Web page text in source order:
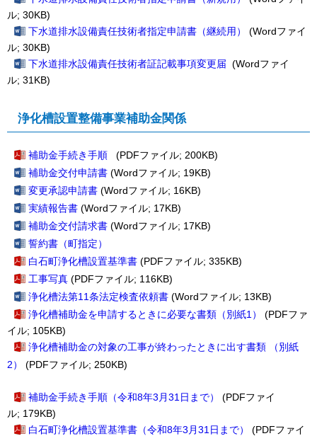
ル; 30KB)
下水道排水設備責任技術者指定申請書（継続用）
(Wordファイ
ル; 30KB)
下水道排水設備責任技術者証記載事項変更届 (Wordファイ
ル; 31KB)
浄化槽設置整備事業補助金関係
補助金手続き手順
(PDFファイル; 200KB)
補助金交付申請書 (Wordファイル; 19KB)
変更承認申請書 (Wordファイル; 16KB)
実績報告書 (Wordファイル; 17KB)
補助金交付請求書 (Wordファイル; 17KB)
誓約書（町指定）
白石町浄化槽設置基準書 (PDFファイル; 335KB)
工事写真 (PDFファイル; 116KB)
浄化槽法第11条法定検査依頼書 (Wordファイル; 13KB)
浄化槽補助金を申請するときに必要な書類（別紙1）
(PDFファ
イル; 105KB)
浄化槽補助金の対象の工事が終わったときに出す書類 （別紙
2）
(PDFファイル; 250KB)
補助金手続き手順（令和8年3月31日まで）
(PDFファイ
ル; 179KB)
白石町浄化槽設置基準書（令和8年3月31日まで）
(PDFファイ